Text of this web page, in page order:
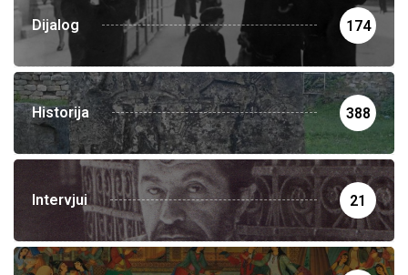
Dijalog 174
Historija 388
Intervjui 21